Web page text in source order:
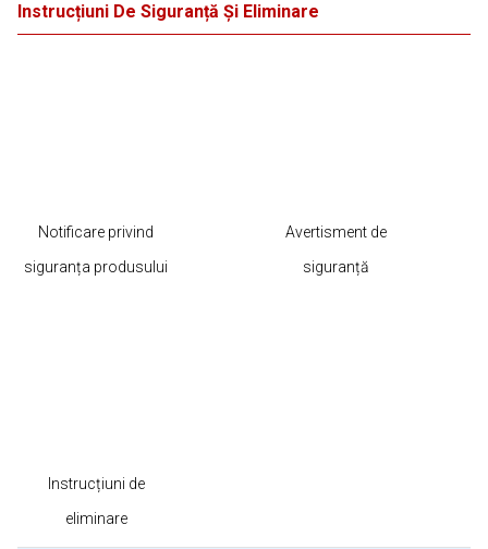
Instrucțiuni De Siguranță Și Eliminare
Notificare privind
siguranța produsului
Avertisment de
siguranță
Instrucțiuni de
eliminare